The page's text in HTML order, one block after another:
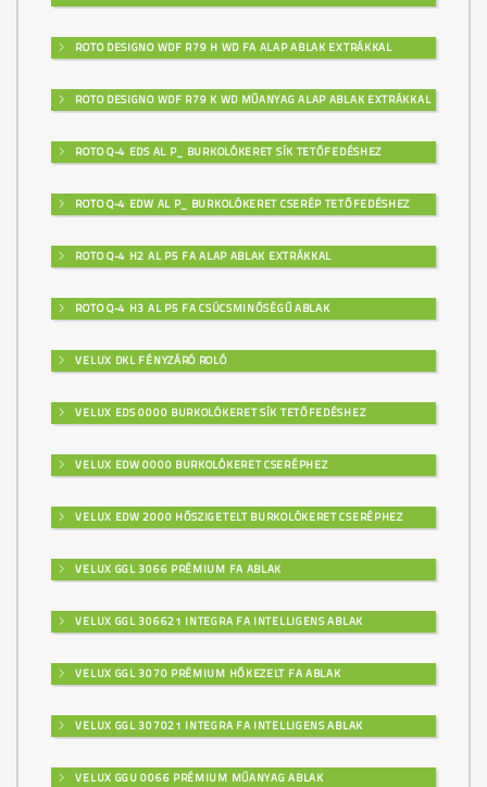
ROTO DESIGNO WDF R79 H WD FA ALAP ABLAK EXTRÁKKAL
ROTO DESIGNO WDF R79 K WD MŰANYAG ALAP ABLAK EXTRÁKKAL
ROTO Q-4 EDS AL P_ BURKOLÓKERET SÍK TETŐFEDÉSHEZ
ROTO Q-4 EDW AL P_ BURKOLÓKERET CSERÉP TETŐFEDÉSHEZ
ROTO Q-4 H2 AL P5 FA ALAP ABLAK EXTRÁKKAL
ROTO Q-4 H3 AL P5 FA CSÚCSMINŐSÉGŰ ABLAK
VELUX DKL FÉNYZÁRÓ ROLÓ
VELUX EDS 0000 BURKOLÓKERET SÍK TETŐFEDÉSHEZ
VELUX EDW 0000 BURKOLÓKERET CSERÉPHEZ
VELUX EDW 2000 HŐSZIGETELT BURKOLÓKERET CSERÉPHEZ
VELUX GGL 3066 PRÉMIUM FA ABLAK
VELUX GGL 306621 INTEGRA FA INTELLIGENS ABLAK
VELUX GGL 3070 PRÉMIUM HŐKEZELT FA ABLAK
VELUX GGL 307021 INTEGRA FA INTELLIGENS ABLAK
VELUX GGU 0066 PRÉMIUM MŰANYAG ABLAK